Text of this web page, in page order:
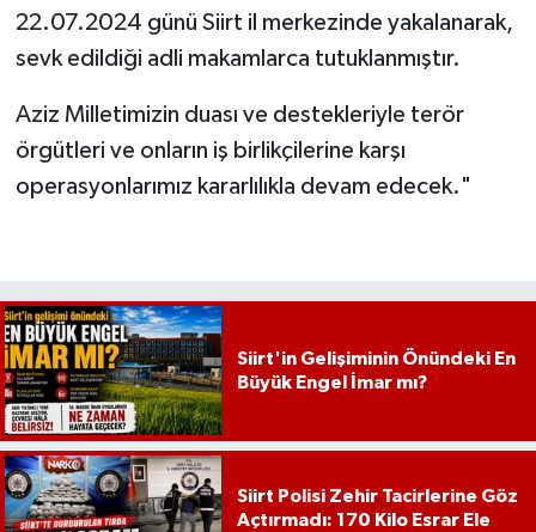
22.07.2024 günü Siirt il merkezinde yakalanarak,
sevk edildiği adli makamlarca tutuklanmıştır.
Aziz Milletimizin duası ve destekleriyle terör
örgütleri ve onların iş birlikçilerine karşı
operasyonlarımız kararlılıkla devam edecek."
Siirt'in Gelişiminin Önündeki En
Büyük Engel İmar mı?
Siirt Polisi Zehir Tacirlerine Göz
Açtırmadı: 170 Kilo Esrar Ele